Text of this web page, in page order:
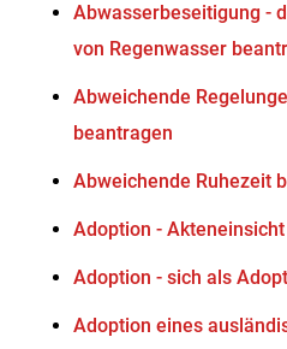
Abwasserbeseitigung -
von Regenwasser
Abweichende
beantragen
Abweichende Ruhezeit
Adoption -
Adoption - sich als
Adoption eines